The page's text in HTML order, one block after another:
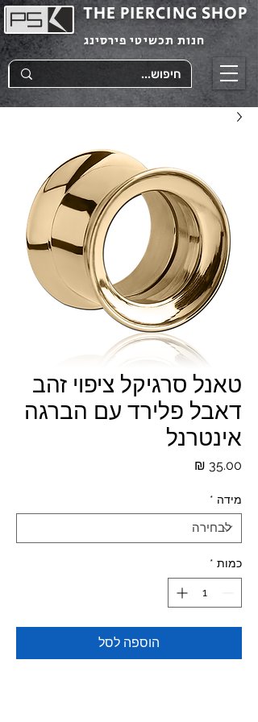
THE PIERCING SHOP
חנות תכשיטי פירסינג
טאנל סרגיקל ציפוי זהב
דאבל פלירד עם הברגה
אינטרנל
מידה *
כמות *
הוספה לסל